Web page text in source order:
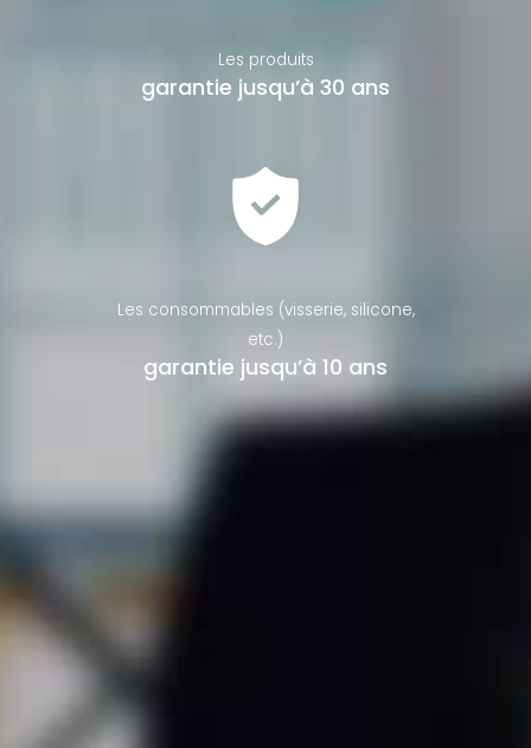
Les produits
garantie jusqu’à 30 ans
Les consommables (visserie, silicone,
etc.)
garantie jusqu’à 10 ans